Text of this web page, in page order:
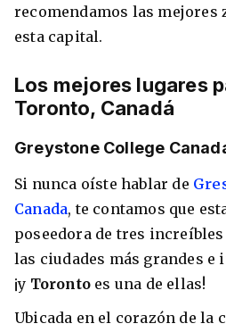
recomendamos las mejores
esta capital.
Los mejores lugares
Toronto, Canadá
Greystone College
Si nunca oíste hablar de
Canada, te contamos que
poseedora de tres
las ciudades más grandes e
¡y Toronto es una de ellas!
Ubicada en el corazón de la